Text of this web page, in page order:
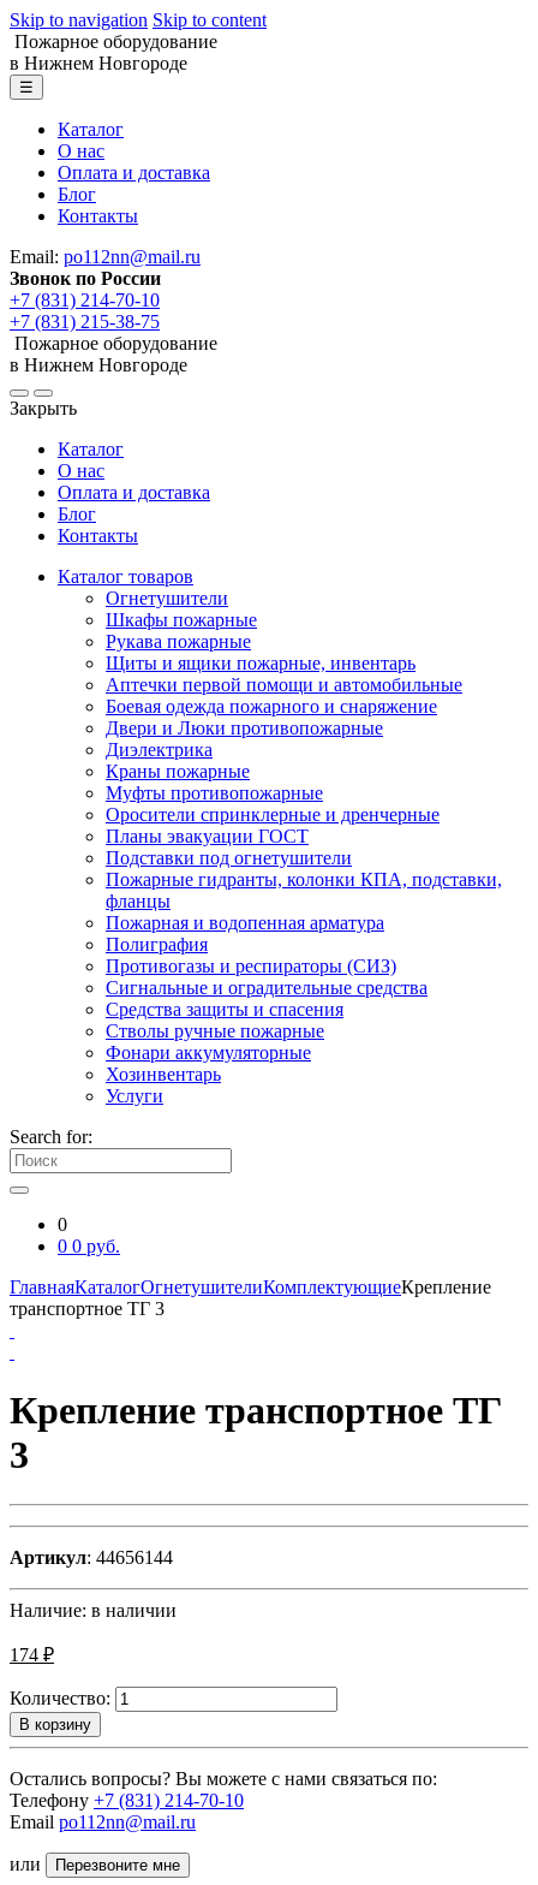
Skip to navigation Skip to content
Пожарное оборудование
в Нижнем Новгороде
☰
Каталог
О нас
Оплата и доставка
Блог
Контакты
Email: po112nn@mail.ru
Звонок по России
+7 (831) 214-70-10
+7 (831) 215-38-75
Пожарное оборудование
в Нижнем Новгороде
Закрыть
Каталог
О нас
Оплата и доставка
Блог
Контакты
Каталог товаров
Огнетушители
Шкафы пожарные
Рукава пожарные
Щиты и ящики пожарные, инвентарь
Аптечки первой помощи и автомобильные
Боевая одежда пожарного и снаряжение
Двери и Люки противопожарные
Диэлектрика
Краны пожарные
Муфты противопожарные
Оросители спринклерные и дренчерные
Планы эвакуации ГОСТ
Подставки под огнетушители
Пожарные гидранты, колонки КПА, подставки,
фланцы
Пожарная и водопенная арматура
Полиграфия
Противогазы и респираторы (СИЗ)
Сигнальные и оградительные средства
Средства защиты и спасения
Стволы ручные пожарные
Фонари аккумуляторные
Хозинвентарь
Услуги
Search for:
0
0 0 руб.
ГлавнаяКаталогОгнетушителиКомплектующиеКрепление
транспортное ТГ 3
Крепление транспортное ТГ
3
Артикул: 44656144
Наличие: в наличии
174 ₽
Количество:
В корзину
Остались вопросы? Вы можете с нами связаться по:
Телефону +7 (831) 214-70-10
Email po112nn@mail.ru
или Перезвоните мне